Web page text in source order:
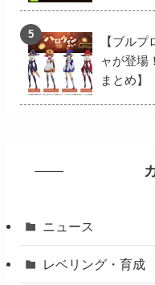
【ブル
ャが登場
まとめ】
ニュース
レベリング・育成